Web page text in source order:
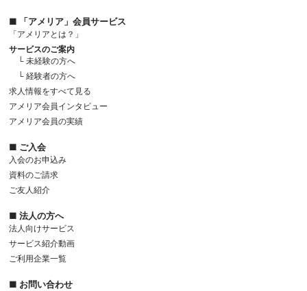
■ 「アメリア」会員サービス
「アメリアとは？」
サービスのご案内
└ 未経験の方へ
└ 経験者の方へ
求人情報をすべて見る
アメリア会員インタビュー
アメリア会員の実績
■ ご入会
入会のお申込み
資料のご請求
ご友人紹介
■ 法人の方へ
法人向けサービス
サービス紹介動画
ご利用企業一覧
■ お問い合わせ